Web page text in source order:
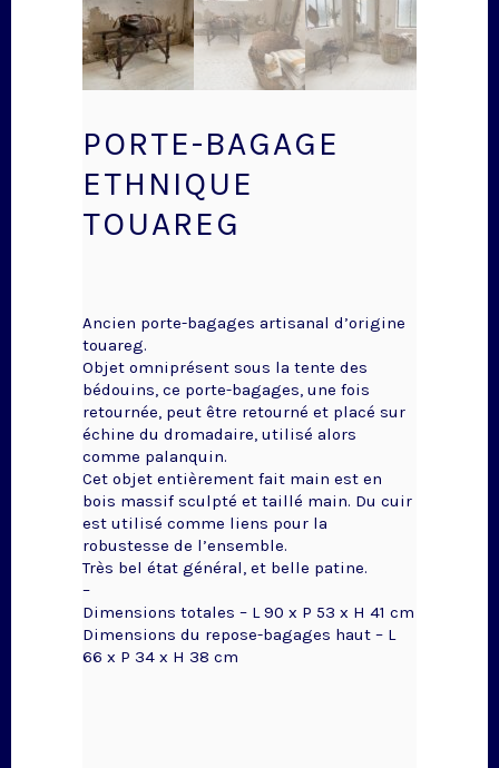
PORTE-BAGAGE
ETHNIQUE
TOUAREG
Ancien porte-bagages artisanal d’origine
touareg.
Objet omniprésent sous la tente des
bédouins, ce porte-bagages, une fois
retournée, peut être retourné et placé sur
échine du dromadaire, utilisé alors
comme palanquin.
Cet objet entièrement fait main est en
bois massif sculpté et taillé main. Du cuir
est utilisé comme liens pour la
robustesse de l’ensemble.
Très bel état général, et belle patine.
–
Dimensions totales – L 90 x P 53 x H 41 cm
Dimensions du repose-bagages haut – L
66 x P 34 x H 38 cm